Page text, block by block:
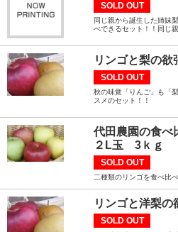
SOLD OUT
同じ親から誕生した姉妹
べできるセット！！同じ
リンゴと梨の
SOLD OUT
秋の味覚「りんご」も「
スメのセット！！
代田農園の食
２L玉 3ｋｇ
SOLD OUT
二種類のリンゴを食べ比
リンゴと洋梨
SOLD OUT